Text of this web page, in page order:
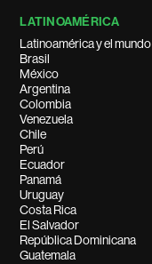
LATINOAMÉRICA
Latinoamérica y el mundo
Brasil
México
Argentina
Colombia
Venezuela
Chile
Perú
Ecuador
Panamá
Uruguay
Costa Rica
El Salvador
República Dominicana
Guatemala